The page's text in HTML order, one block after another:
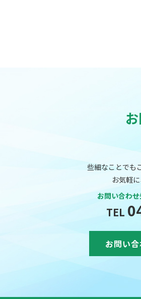
些細なことでも
お気軽
お問い合わ
TEL
お問い